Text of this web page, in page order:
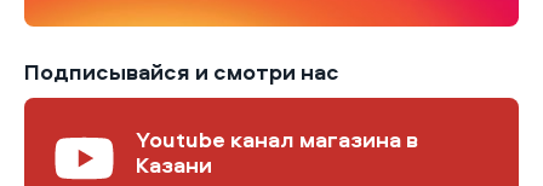
Подписывайся и смотри нас
Youtube канал магазина в
Казани